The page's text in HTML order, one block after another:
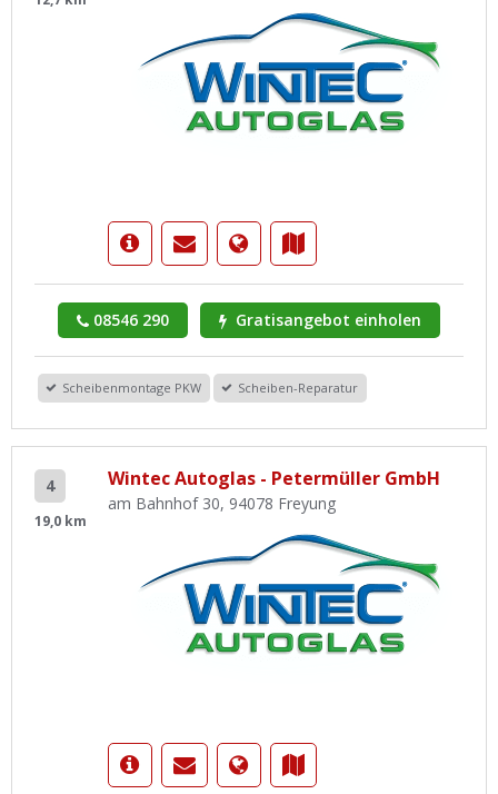
08546 290 Gratisangebot einholen
Scheibenmontage PKW Scheiben-Reparatur
4
19,0 km
Wintec Autoglas - Petermüller GmbH
am Bahnhof 30, 94078 Freyung